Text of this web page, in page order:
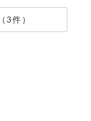
3件）